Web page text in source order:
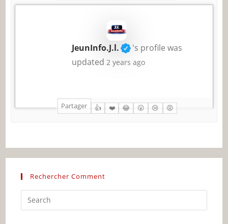
JeunInfo.J.l.
's profile was
updated 2 years ago
Partager 👍 ❤️ 😂 😮 😢 😡
Rechercher Comment